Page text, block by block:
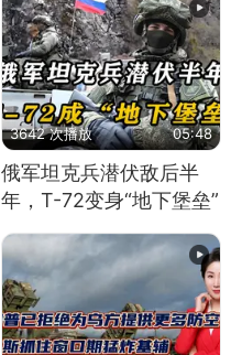
3642 次播放 05:48
俄军坦克兵潜伏敌后半
年，T-72变身“地下堡垒”